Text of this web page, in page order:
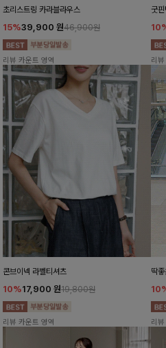
초리스트링 카라블라우스
15%39,900 원46,900원
리뷰 카운트 영역
굿
리
콘브이넥 라벨티셔츠
10%17,900 원19,800원
리뷰 카운트 영역
딱
리